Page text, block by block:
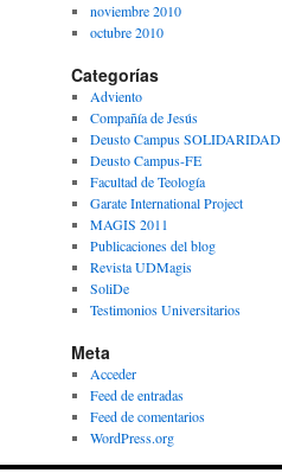
noviembre 2010
octubre 2010
Categorías
Adviento
Compañía de Jesús
Deusto Campus SOLIDARIDAD
Deusto Campus-FE
Facultad de Teología
Garate International Project
MAGIS 2011
Publicaciones del blog
Revista UDMagis
SoliDe
Testimonios Universitarios
Meta
Acceder
Feed de entradas
Feed de comentarios
WordPress.org